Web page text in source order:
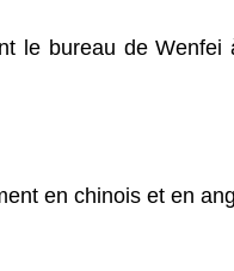
le bureau de
en chinois et en